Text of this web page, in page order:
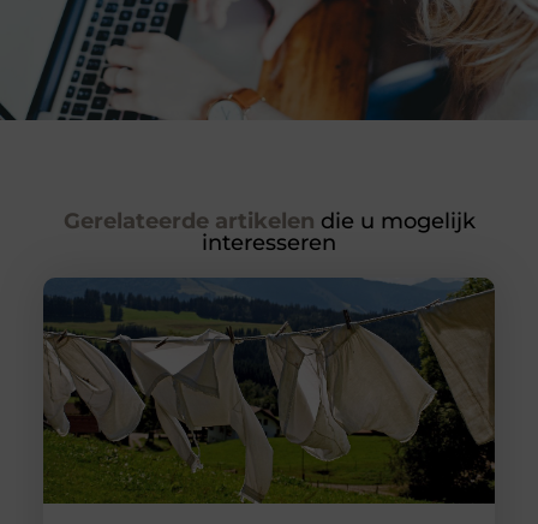
Gerelateerde artikelen die u mogelijk
interesseren